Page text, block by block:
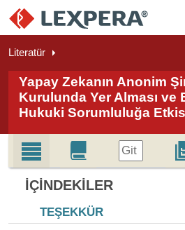
Literatür
Yapay Zekanın Anonim
Kurulunda Yer Alması ve
Hukuki Sorumluluğa
Git
İÇINDEKILER
TEŞEKKÜR